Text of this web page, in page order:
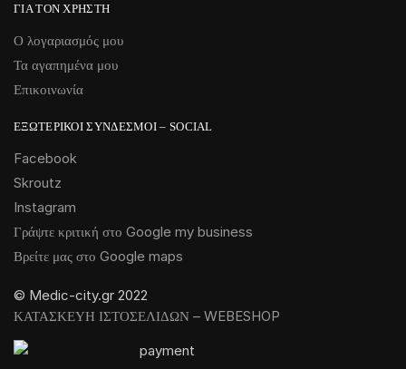
ΓΙΑ ΤΟΝ ΧΡΉΣΤΗ
Ο λογαριασμός μου
Τα αγαπημένα μου
Επικοινωνία
ΕΞΩΤΕΡΙΚΟΊ ΣΎΝΔΕΣΜΟΙ – SOCIAL
Facebook
Skroutz
Instagram
Γράψτε κριτική στο Google my business
Βρείτε μας στο Google maps
© Medic-city.gr 2022
ΚΑΤΑΣΚΕΥΗ ΙΣΤΟΣΕΛΙΔΩΝ – WEBESHOP